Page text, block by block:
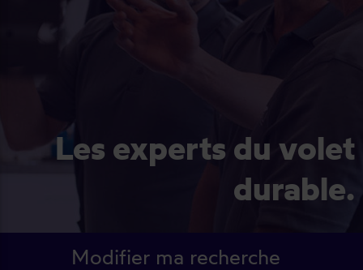
Les experts du volet
durable.
Modifier ma recherche